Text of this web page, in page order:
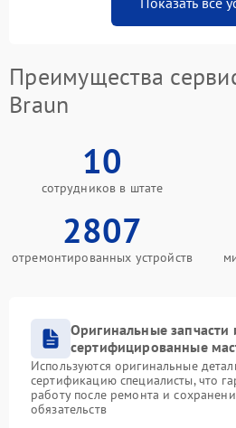
Преимущества
Braun
10
сотрудников в штате
2807
отремонтированных устройств
Оригинальные запчасти
сертифицированные
Используются оригинальные
сертификацию специалисты, что
работу после ремонта и
обязательств